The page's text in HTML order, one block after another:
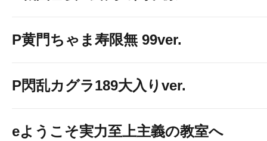
P黄門ちゃま寿限無 99ver.
P閃乱カグラ189大入りver.
eようこそ実力至上主義の教室へ